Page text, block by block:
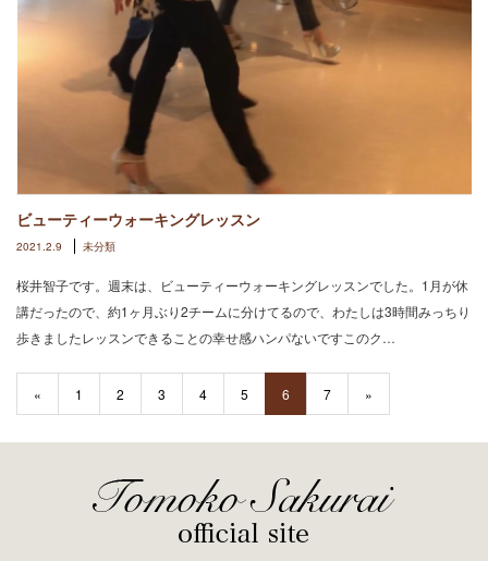
ビューティーウォーキングレッスン
2021.2.9 未分類
桜井智子です。週末は、ビューティーウォーキングレッスンでした。1月が休
講だったので、約1ヶ月ぶり2チームに分けてるので、わたしは3時間みっちり
歩きましたレッスンできることの幸せ感ハンパないですこのク…
« 1 2 3 4 5 6 7 »